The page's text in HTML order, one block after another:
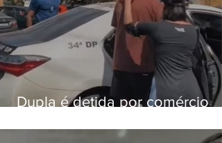
Dupla é detida por comércio
Bangu